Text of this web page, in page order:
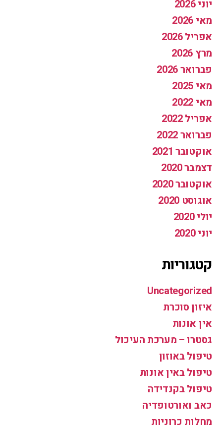
יוני 2026
מאי 2026
אפריל 2026
מרץ 2026
פברואר 2026
מאי 2025
מאי 2022
אפריל 2022
פברואר 2022
אוקטובר 2021
דצמבר 2020
אוקטובר 2020
אוגוסט 2020
יולי 2020
יוני 2020
קטגוריות
Uncategorized
איזון סוכרת
אין אונות
גסטרו – מערכת העיכול
טיפול באוזון
טיפול באין אונות
טיפול בקנדידה
כאב ואורטופדיה
מחלות כרוניות